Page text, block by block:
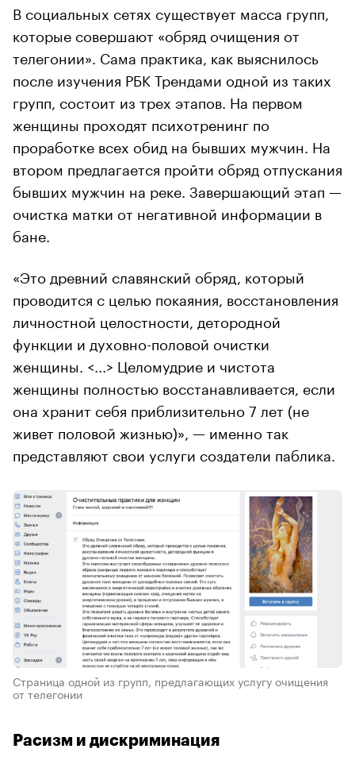
В социальных сетях существует масса групп,
которые совершают «обряд очищения от
телегонии». Сама практика, как выяснилось
после изучения РБК Трендами одной из таких
групп, состоит из трех этапов. На первом
женщины проходят психотренинг по
проработке всех обид на бывших мужчин. На
втором предлагается пройти обряд отпускания
бывших мужчин на реке. Завершающий этап —
очистка матки от негативной информации в
бане.
«Это древний славянский обряд, который
проводится с целью покаяния, восстановления
личностной целостности, детородной
функции и духовно-половой очистки
женщины. <...> Целомудрие и чистота
женщины полностью восстанавливается, если
она хранит себя приблизительно 7 лет (не
живет половой жизнью)», — именно так
представляют свои услуги создатели паблика.
Страница одной из групп, предлагающих услугу очищения
от телегонии
Расизм и дискриминация